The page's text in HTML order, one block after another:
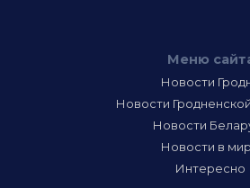
Меню
Новости
Новости
Новости
Новости в
Интересно